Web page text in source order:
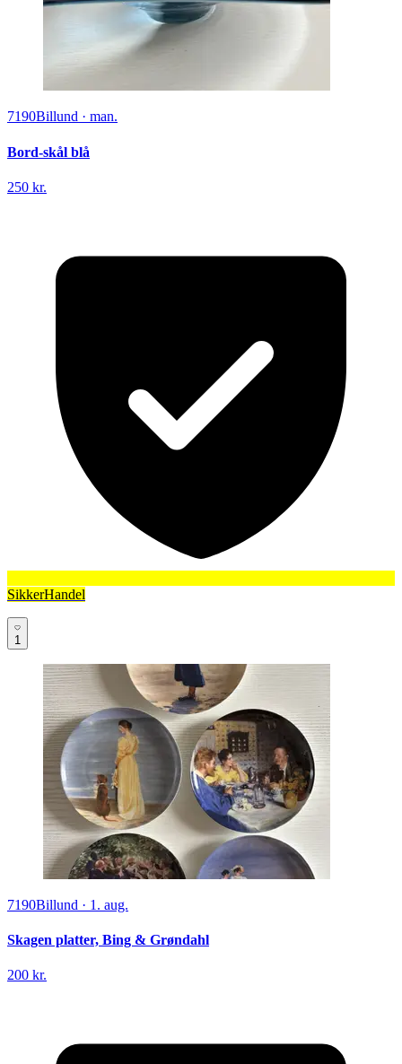
7190Billund · man.
Bord-skål blå
250 kr.
SikkerHandel
1
7190Billund · 1. aug.
Skagen platter, Bing & Grøndahl
200 kr.